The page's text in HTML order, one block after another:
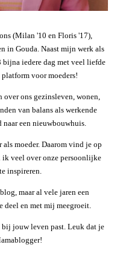
(Milan '10 en Floris '17),
in Gouda. Naast mijn werk als
iedere dag met veel liefde
voor moeders!
ons gezinsleven, wonen,
van balans als werkende
naar een nieuwbouwhuis.
moeder. Daarom vind je op
veel over onze persoonlijke
inspireren.
maar al vele jaren een
deel en met mij meegroeit.
jouw leven past. Leuk dat je